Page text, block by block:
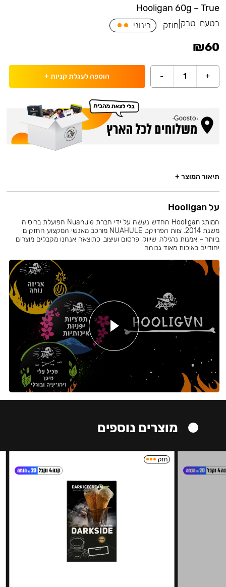
Hooligan 60g – True
בטעם: טבק חוזק בינוני
₪60
+
1
- הוספה לעגלת קניות +
תיאור המוצר +
על Hooligan
המותג Hooligan החדש נעשה על ידי חברת Nuahule הפועלת ברוסיה
משנת 2014. צוות הפרויקט NUAHULE מורכב מאנשי המקצוע החזקים
ביותר – אמנות נרגילה, שיווק, פרסום ועיצוב. כתוצאה אנחנו מקבלים מוצרים
יחודיים באיכות מאוד גבוהה.
מוצרים נוספים
חזק